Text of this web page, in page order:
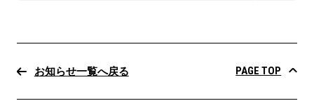
お知らせ一覧へ戻る PAGE TOP